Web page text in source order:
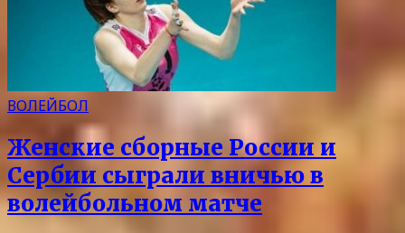
ВОЛЕЙБОЛ
Женские сборные России и
Сербии сыграли вничью в
волейбольном матче